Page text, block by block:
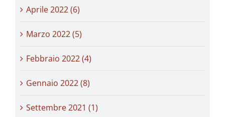
Aprile 2022 (6)
Marzo 2022 (5)
Febbraio 2022 (4)
Gennaio 2022 (8)
Settembre 2021 (1)